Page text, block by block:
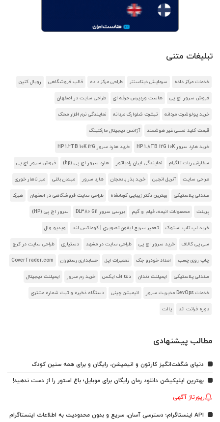
تبلیغات متنی
خدمات مرکز داده سرمایش دیتاسنتر طراحی مرکز داده قالب فروشگاهی رویال کنین
فروش سرور اچ پی هاست وردپرس حرفه ای طراحی سایت در اصفهان
خرید پولوشرت مردانه تیشرت شلوارک مردانه نمایندگی نرم افزار محک
قیمت کلید لمسی غیر هوشمند آژانس دیجیتال مارکتینگ
خرید هارد سرور HP 1.8TB 12G 10K خرید هارد سرور HP 1.2TB 10K 12G
سفارش ربات تلگرام نمایندگی ایران رادیاتور هارد سرور اچ پی (hp) فروش سرور اچ پی
طراحی سایت آنریل انجین خرید بذر بادمجان هارد سرور مبلمان باغی میز ناهار خوری
صندلی پلاستیکی بهترین دکتر زیبایی کرمانشاه طراحی سایت فروشگاهی در اصفهان هیرکا
پرینت محصولات انیمه، فیلم و گیم بررسی سرور DL380 G11 سرور اچ پی (HP)
خرید لپ تاپ استوک تعمیر سریع آیفون تصویری | کوماکس لند ویدیو وال
سی پی کالاف خرید سرور اچ پی طراحی سایت در مشهد دستیاری طراحی سایت در کرج
چاپ روی چسب امداد خودرو جک تعمیرات اپل حسابداری رستوران CoverTrader.com
صندلی پلاستیکی ایمپلنت دندان دلتا اف ایکس خرید رم سرور ایمپلنت دیجیتال
خدمات DevOps مدیریت سرور انیمیشن چینی دستگاه ذخیره و ثبت شماره مشتری
دوره فرانت اند پالت
مطالب پیشنهادی
دنیای شگفت‌انگیز کارتون و انیمیشن، رایگان و برای همه سنین کودک
بهترین اپلیکیشن دانلود رمان رایگان برای موبایل؛ باغ استور را از دست ندهید!
رپورتاژ آگهی
API اینستاگرام؛ دسترسی آسان، سریع و بدون محدودیت به اطلاعات اینستاگرام